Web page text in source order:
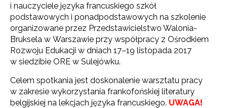
i nauczyciele języka francuskiego szkół
podstawowych i ponadpodstawowych na szkolenie
organizowane przez Przedstawicielstwo Walonia-
Bruksela w Warszawie przy współpracy z Ośrodkiem
Rozwoju Edukacji w dniach 17–19 listopada 2017
w siedzibie ORE w Sulejówku.
Celem spotkania jest doskonalenie warsztatu pracy
w zakresie wykorzystania frankofońskiej literatury
belgijskiej na lekcjach języka francuskiego. UWAGA!